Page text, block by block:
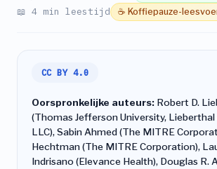
📖 4 min leestijd ☕ Koffiepauze-
CC BY 4.0
Oorspronkelijke auteurs: Robert D.
(Thomas Jefferson University,
LLC), Sabin Ahmed (The MITRE
Hechtman (The MITRE Corporation),
Indrisano (Elevance Health), Douglas R.